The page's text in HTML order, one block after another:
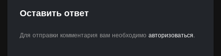
Оставить ответ
Для отправки комментария вам необходимо авторизоваться.